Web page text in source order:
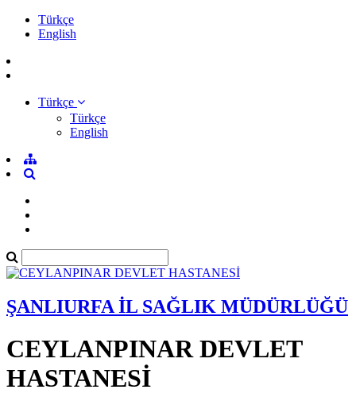
Türkçe
English
Türkçe
Türkçe
English
ŞANLIURFA İL SAĞLIK MÜDÜRLÜĞÜ
CEYLANPINAR DEVLET
HASTANESİ